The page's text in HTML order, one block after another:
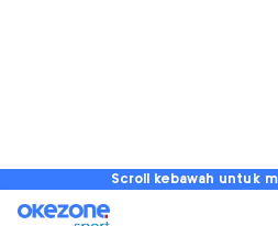
Scroll kebawah untuk